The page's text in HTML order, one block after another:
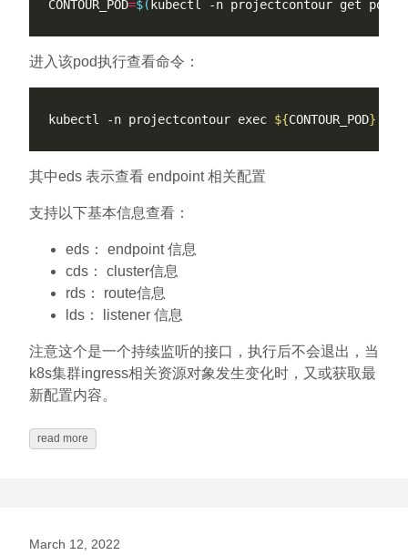
CONTOUR_POD=$( kubectl -n projectcontour get pod
进入该pod执行查看命令：
kubectl -n projectcontour exec ${CONTOUR_POD}
其中eds 表示查看 endpoint 相关配置
支持以下基本信息查看：
eds： endpoint 信息
cds： cluster信息
rds： route信息
lds： listener 信息
注意这个是一个持续监听的接口，执行后不会退出，当
k8s集群ingress相关资源对象发生变化时，又或获取最
新配置内容。
read more
March 12, 2022